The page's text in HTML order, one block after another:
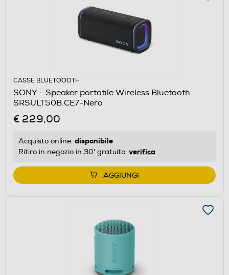
CASSE BLUETOOOTH
SONY - Speaker portatile Wireless Bluetooth
SRSULT50B.CE7-Nero
€ 229,00
Acquisto online: disponibile
Ritiro in negozio in 30' gratuito: verifica
AGGIUNGI